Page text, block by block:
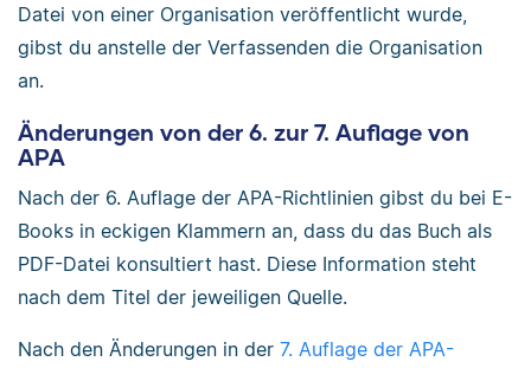
Datei von einer Organisation veröffentlicht wurde,
gibst du anstelle der Verfassenden die Organisation
an.
Änderungen von der 6. zur 7. Auflage von
APA
Nach der 6. Auflage der APA-Richtlinien gibst du bei E-
Books in eckigen Klammern an, dass du das Buch als
PDF-Datei konsultiert hast. Diese Information steht
nach dem Titel der jeweiligen Quelle.
Nach den Änderungen in der 7. Auflage der APA-